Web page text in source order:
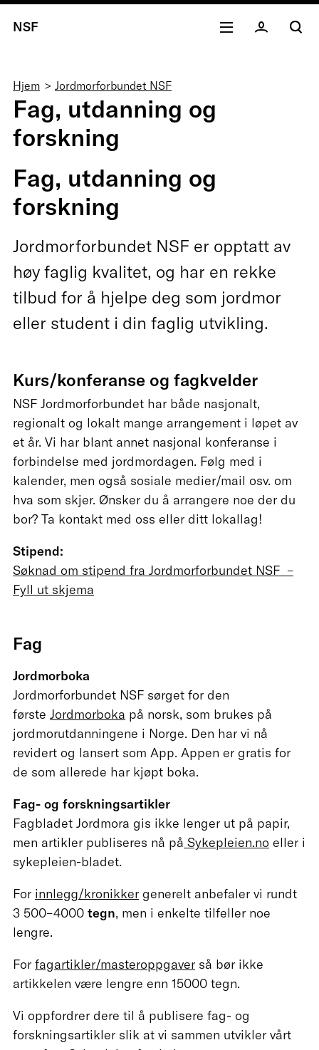
NSF
Navigasjonssti
Hjem Jordmorforbundet NSF
Fag, utdanning og
forskning
Fag, utdanning og
forskning
Jordmorforbundet NSF er opptatt av
høy faglig kvalitet, og har en rekke
tilbud for å hjelpe deg som jordmor
eller student i din faglig utvikling.
Kurs/konferanse og fagkvelder
NSF Jordmorforbundet har både nasjonalt,
regionalt og lokalt mange arrangement i løpet av
et år. Vi har blant annet nasjonal konferanse i
forbindelse med jordmordagen. Følg med i
kalender, men også sosiale medier/mail osv. om
hva som skjer. Ønsker du å arrangere noe der du
bor? Ta kontakt med oss eller ditt lokallag!
Stipend:
Søknad om stipend fra Jordmorforbundet NSF –
Fyll ut skjema
Fag
Jordmorboka
Jordmorforbundet NSF sørget for den
første Jordmorboka på norsk, som brukes på
jordmorutdanningene i Norge. Den har vi nå
revidert og lansert som App. Appen er gratis for
de som allerede har kjøpt boka.
Fag- og forskningsartikler
Fagbladet Jordmora gis ikke lenger ut på papir,
men artikler publiseres nå på Sykepleien.no eller i
sykepleien-bladet.
For innlegg/kronikker generelt anbefaler vi rundt
3 500–4000 tegn, men i enkelte tilfeller noe
lengre.
For fagartikler/masteroppgaver så bør ikke
artikkelen være lengre enn 15000 tegn.
Vi oppfordrer dere til å publisere fag- og
forskningsartikler slik at vi sammen utvikler vårt